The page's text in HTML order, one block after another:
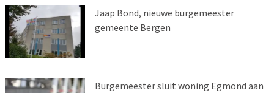
Jaap Bond, nieuwe burgemeester
gemeente Bergen
Burgemeester sluit woning Egmond aan